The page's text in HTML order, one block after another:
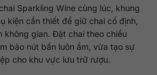
Sparkling Wine cùng lúc, khung
kiện cần thiết để giữ chai cố định,
không gian. Đặt chai theo chiều
bảo nút bần luôn ẩm, vừa tạo sự
cho khu vực lưu trữ rượu.